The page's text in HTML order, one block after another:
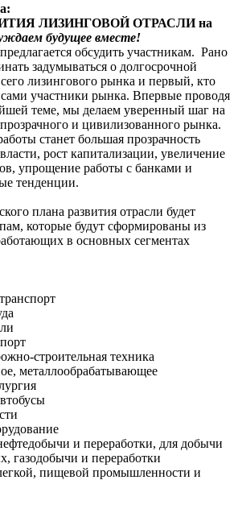
ЛИЗИНГОВОЙ ОТРАСЛИ на
будущее вместе!
обсудить участникам. Рано
задумываться о долгосрочной
лизингового рынка и первый, кто
участники рынка. Впервые проводя
теме, мы делаем уверенный шаг на
и цивилизованного рынка.
станет большая прозрачность
рост капитализации, увеличение
упрощение работы с банками и
тенденции.
плана развития отрасли будет
которые будут сформированы из
в основных сегментах
строительная техника
металлообрабатывающее
и переработки, для добычи
газодобычи и переработки
пищевой промышленности и